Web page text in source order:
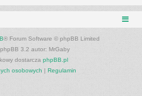
® Forum Software © phpBB Limited
3.2 autor: MrGaby
dostarcza phpBB.pl
osobowych | Regulamin